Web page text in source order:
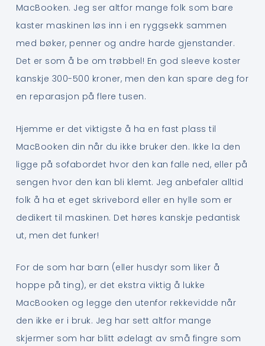
MacBooken. Jeg ser altfor mange folk som bare
kaster maskinen løs inn i en ryggsekk sammen
med bøker, penner og andre harde gjenstander.
Det er som å be om trøbbel! En god sleeve koster
kanskje 300-500 kroner, men den kan spare deg for
en reparasjon på flere tusen.
Hjemme er det viktigste å ha en fast plass til
MacBooken din når du ikke bruker den. Ikke la den
ligge på sofabordet hvor den kan falle ned, eller på
sengen hvor den kan bli klemt. Jeg anbefaler alltid
folk å ha et eget skrivebord eller en hylle som er
dedikert til maskinen. Det høres kanskje pedantisk
ut, men det funker!
For de som har barn (eller husdyr som liker å
hoppe på ting), er det ekstra viktig å lukke
MacBooken og legge den utenfor rekkevidde når
den ikke er i bruk. Jeg har sett altfor mange
skjermer som har blitt ødelagt av små fingre som